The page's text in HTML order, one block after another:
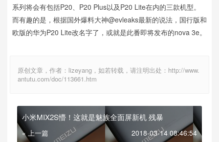
系列将会有包括P20、P20 Plus以及P20 Lite在内的三款机型。
而有趣的是，根据国外爆料大神@evleaks最新的说法，国行版和
欧版的华为P20 Lite改名字了，或就是此番即将发布的nova 3e。
原创文章，作者：lizeyang，如若转载，请注明出处：http://www.
antutu.com/doc/113661.htm
小米MIX2S懵！这就是魅族全面屏新机 残暴
« 上一篇 2018-03-14 08:46:54